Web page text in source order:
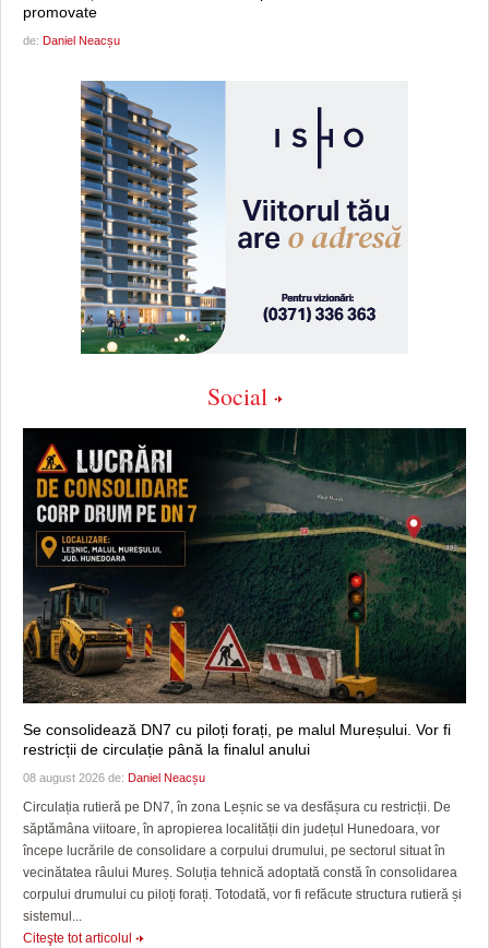
promovate
de: Daniel Neacșu
Social
Se consolidează DN7 cu piloți forați, pe malul Mureșului. Vor fi
restricții de circulație până la finalul anului
08 august 2026 de: Daniel Neacșu
Circulația rutieră pe DN7, în zona Leșnic se va desfășura cu restricții. De
săptămâna viitoare, în apropierea localității din județul Hunedoara, vor
începe lucrările de consolidare a corpului drumului, pe sectorul situat în
vecinătatea râului Mureș. Soluția tehnică adoptată constă în consolidarea
corpului drumului cu piloți forați. Totodată, vor fi refăcute structura rutieră și
sistemul...
Citeşte tot articolul